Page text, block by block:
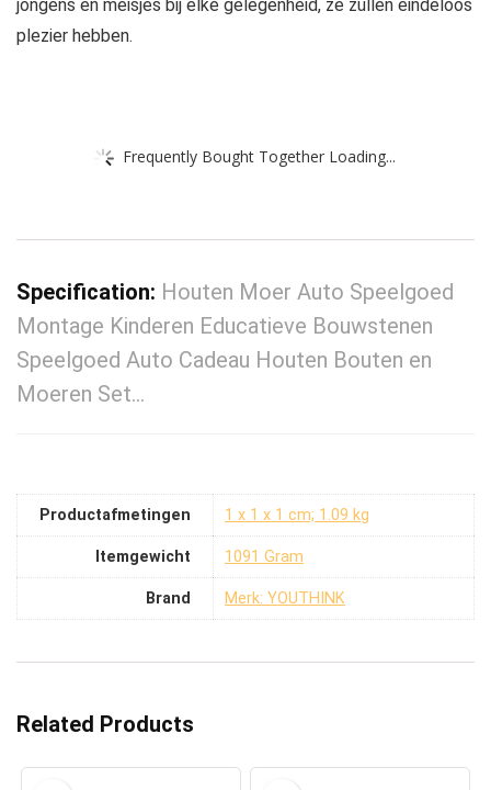
jongens en meisjes bij elke gelegenheid, ze zullen eindeloos
plezier hebben.
Frequently Bought Together Loading...
Specification: Houten Moer Auto Speelgoed
Montage Kinderen Educatieve Bouwstenen
Speelgoed Auto Cadeau Houten Bouten en
Moeren Set…
Productafmetingen ‎1 x 1 x 1 cm; 1.09 kg
Itemgewicht ‎1091 Gram
Brand Merk: YOUTHINK
Related Products